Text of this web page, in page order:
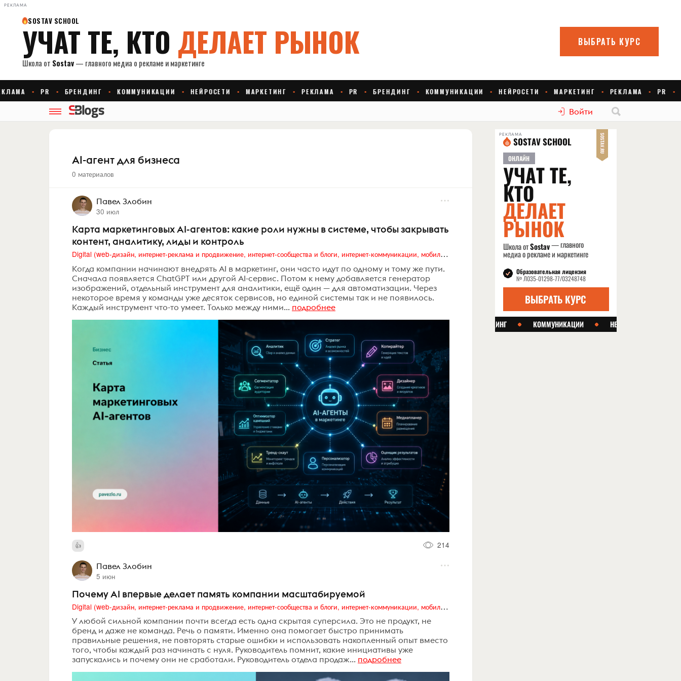
РЕКЛАМА
Войти
AI-агент для бизнеса
0 материалов
Павел Злобин
30 июл
Карта маркетинговых AI-агентов: какие роли нужны в системе, чтобы закрывать
контент, аналитику, лиды и контроль
Digital (web-дизайн, интернет-реклама и продвижение, интернет-сообщества и блоги, интернет-коммуникации, мобильный маркетинг, реклама на цифровых экранах)
Когда компании начинают внедрять AI в маркетинг, они часто идут по одному и тому же пути.
Сначала появляется ChatGPT или другой AI-сервис. Потом к нему добавляется генератор
изображений, отдельный инструмент для аналитики, ещё один — для автоматизации. Через
некоторое время у команды уже десяток сервисов, но единой системы так и не появилось.
Каждый инструмент что-то умеет. Только между ними... подробнее
214
Павел Злобин
5 июн
Почему AI впервые делает память компании масштабируемой
Digital (web-дизайн, интернет-реклама и продвижение, интернет-сообщества и блоги, интернет-коммуникации, мобильный маркетинг, реклама на цифровых экранах)
У любой сильной компании почти всегда есть одна скрытая суперсила. Это не продукт, не
бренд и даже не команда. Речь о памяти. Именно она помогает быстро принимать
правильные решения, не повторять старые ошибки и использовать накопленный опыт вместо
того, чтобы каждый раз начинать с нуля. Руководитель помнит, какие инициативы уже
запускались и почему они не сработали. Руководитель отдела продаж... подробнее
РЕКЛАМА